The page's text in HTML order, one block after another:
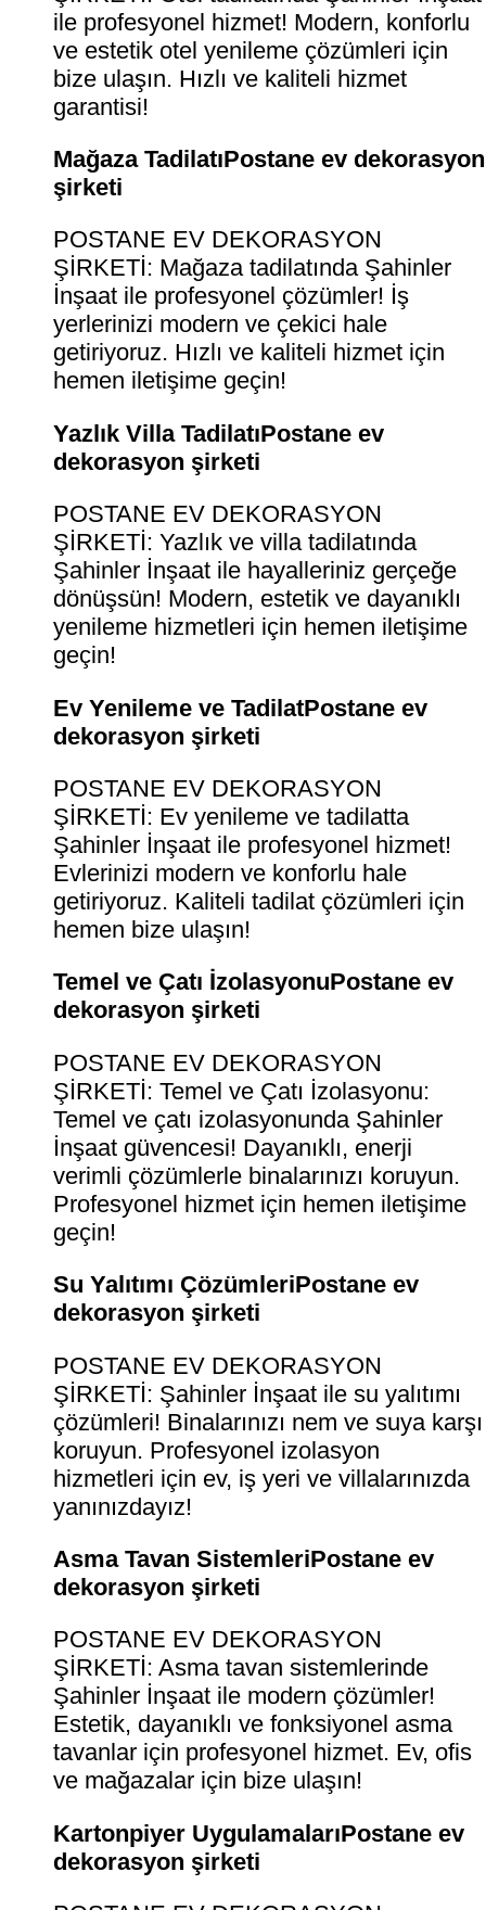
ile profesyonel hizmet! Modern, konforlu
ve estetik otel yenileme çözümleri için
bize ulaşın. Hızlı ve kaliteli hizmet
garantisi!
Mağaza TadilatıPostane ev dekorasyon
şirketi
POSTANE EV DEKORASYON
ŞİRKETİ: Mağaza tadilatında Şahinler
İnşaat ile profesyonel çözümler! İş
yerlerinizi modern ve çekici hale
getiriyoruz. Hızlı ve kaliteli hizmet için
hemen iletişime geçin!
Yazlık Villa TadilatıPostane ev
dekorasyon şirketi
POSTANE EV DEKORASYON
ŞİRKETİ: Yazlık ve villa tadilatında
Şahinler İnşaat ile hayalleriniz gerçeğe
dönüşsün! Modern, estetik ve dayanıklı
yenileme hizmetleri için hemen iletişime
geçin!
Ev Yenileme ve TadilatPostane ev
dekorasyon şirketi
POSTANE EV DEKORASYON
ŞİRKETİ: Ev yenileme ve tadilatta
Şahinler İnşaat ile profesyonel hizmet!
Evlerinizi modern ve konforlu hale
getiriyoruz. Kaliteli tadilat çözümleri için
hemen bize ulaşın!
Temel ve Çatı İzolasyonuPostane ev
dekorasyon şirketi
POSTANE EV DEKORASYON
ŞİRKETİ: Temel ve Çatı İzolasyonu:
Temel ve çatı izolasyonunda Şahinler
İnşaat güvencesi! Dayanıklı, enerji
verimli çözümlerle binalarınızı koruyun.
Profesyonel hizmet için hemen iletişime
geçin!
Su Yalıtımı ÇözümleriPostane ev
dekorasyon şirketi
POSTANE EV DEKORASYON
ŞİRKETİ: Şahinler İnşaat ile su yalıtımı
çözümleri! Binalarınızı nem ve suya karşı
koruyun. Profesyonel izolasyon
hizmetleri için ev, iş yeri ve villalarınızda
yanınızdayız!
Asma Tavan SistemleriPostane ev
dekorasyon şirketi
POSTANE EV DEKORASYON
ŞİRKETİ: Asma tavan sistemlerinde
Şahinler İnşaat ile modern çözümler!
Estetik, dayanıklı ve fonksiyonel asma
tavanlar için profesyonel hizmet. Ev, ofis
ve mağazalar için bize ulaşın!
Kartonpiyer UygulamalarıPostane ev
dekorasyon şirketi